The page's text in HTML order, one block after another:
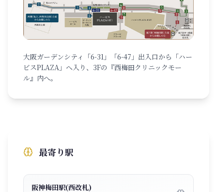
大阪ガーデンシティ「6-31」「6-47」出入口から「ハー
ビスPLAZA」へ入り、3Fの『西梅田クリニックモー
ル』内へ。
最寄り駅
阪神梅田駅(西改札)